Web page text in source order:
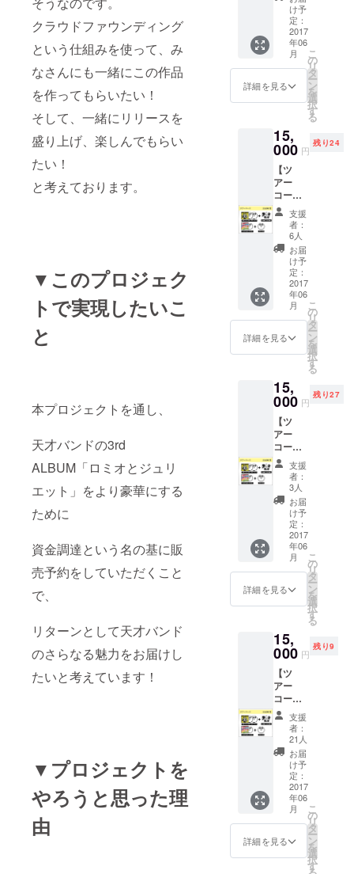
クラウドファウンディング
という仕組みを使って、み
なさんにも一緒にこの作品
を作ってもらいたい！
そして、一緒にリリースを
盛り上げ、楽しんでもらい
たい！
と考えております。
▼このプロジェク
トで実現したいこ
と
本プロジェクトを通し、
天才バンドの3rd
ALBUM「ロミオとジュリ
エット」をより豪華にする
ために
資金調達という名の基に販
売予約をしていただくこと
で、
リターンとして天才バンド
のさらなる魅力をお届けし
たいと考えています！
▼プロジェクトを
やろうと思った理
由
ロック
ジェネ
レー
ショ
ン」 ツ
アー会
場で記
※ツ
アーチ
ケット
は別途
必要に
なりま
す
AL「ロ
ミオと
ジュリ
エッ
ト」サ
イン入
り 古今
東西！
天才天
MC集～
（CD-
R） ワ
ンダフ
ルボー
イズ
3rd
AL「ロ
ック
ロック
ロック
ジェネ
レー
ショ
ン」 ツ
アー会
場で記
※ツ
アーチ
ケット
は別途
必要に
なりま
す
け予
定：
2017
年06
月
詳細を見る
こ
の
リ
タ
ー
ン
を
選
択
す
る
15,
000 円
残り24
【ツ
アー
コース
（福岡
会
場）】
3rd
AL「ロ
ミオと
ジュリ
エッ
ト」サ
イン入
り 古今
東西！
天才天
MC集～
（CD-
R） ワ
ンダフ
ルボー
イズ
3rd
AL「ロ
ック
ロック
ロック
ジェネ
レー
ショ
ン」 ツ
アー会
場で記
※ツ
アーチ
ケット
は別途
必要に
なりま
す
支援
者：
6人
お届
け予
定：
2017
年06
月
詳細を見る
こ
の
リ
タ
ー
ン
を
選
択
す
る
15,
000 円
残り27
【ツ
アー
コース
（広島
会
場）】
3rd
AL「ロ
ミオと
ジュリ
エッ
ト」サ
イン入
り 古今
東西！
天才天
MC集～
（CD-
R） ワ
ンダフ
ルボー
イズ
3rd
AL「ロ
ック
ロック
ロック
ジェネ
レー
ショ
ン」 ツ
アー会
場で記
支援
者：
3人
お届
け予
定：
2017
年06
月
詳細を見る
こ
の
リ
タ
ー
ン
を
選
択
す
る
15,
000 円
残り9
【ツ
アー
コース
（大阪
会
場）】
3rd
AL「ロ
ミオと
ジュリ
エッ
ト」サ
イン入
り 古今
東西！
天才天
支援
者：
21人
お届
け予
定：
2017
年06
月
詳細を見る
こ
の
リ
タ
ー
ン
を
選
択
す